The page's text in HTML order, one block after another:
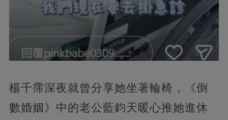
楊千霈深夜就曾分享她坐著輪椅，《倒
數婚姻》中的老公藍鈞天暖心推她進休